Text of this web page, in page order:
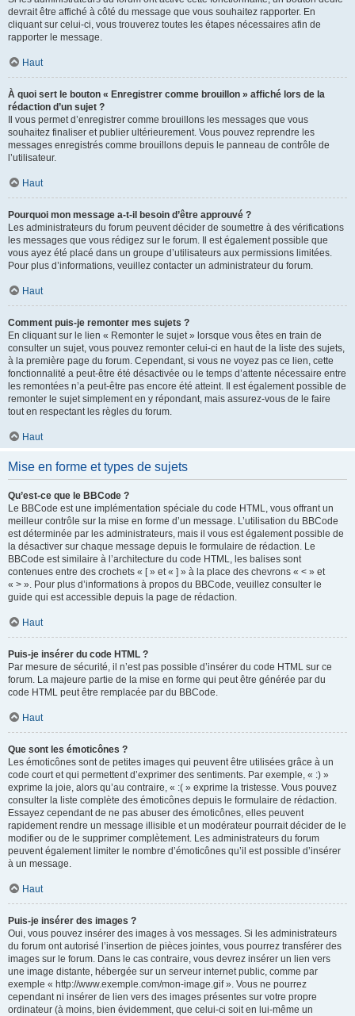
devrait être affiché à côté du message que vous souhaitez rapporter. En
cliquant sur celui-ci, vous trouverez toutes les étapes nécessaires afin de
rapporter le message.
Haut
À quoi sert le bouton « Enregistrer comme brouillon » affiché lors de la
rédaction d’un sujet ?
Il vous permet d’enregistrer comme brouillons les messages que vous
souhaitez finaliser et publier ultérieurement. Vous pouvez reprendre les
messages enregistrés comme brouillons depuis le panneau de contrôle de
l’utilisateur.
Haut
Pourquoi mon message a-t-il besoin d’être approuvé ?
Les administrateurs du forum peuvent décider de soumettre à des vérifications
les messages que vous rédigez sur le forum. Il est également possible que
vous ayez été placé dans un groupe d’utilisateurs aux permissions limitées.
Pour plus d’informations, veuillez contacter un administrateur du forum.
Haut
Comment puis-je remonter mes sujets ?
En cliquant sur le lien « Remonter le sujet » lorsque vous êtes en train de
consulter un sujet, vous pouvez remonter celui-ci en haut de la liste des sujets,
à la première page du forum. Cependant, si vous ne voyez pas ce lien, cette
fonctionnalité a peut-être été désactivée ou le temps d’attente nécessaire entre
les remontées n’a peut-être pas encore été atteint. Il est également possible de
remonter le sujet simplement en y répondant, mais assurez-vous de le faire
tout en respectant les règles du forum.
Haut
Mise en forme et types de sujets
Qu’est-ce que le BBCode ?
Le BBCode est une implémentation spéciale du code HTML, vous offrant un
meilleur contrôle sur la mise en forme d’un message. L’utilisation du BBCode
est déterminée par les administrateurs, mais il vous est également possible de
la désactiver sur chaque message depuis le formulaire de rédaction. Le
BBCode est similaire à l’architecture du code HTML, les balises sont
contenues entre des crochets « [ » et « ] » à la place des chevrons « < » et
« > ». Pour plus d’informations à propos du BBCode, veuillez consulter le
guide qui est accessible depuis la page de rédaction.
Haut
Puis-je insérer du code HTML ?
Par mesure de sécurité, il n’est pas possible d’insérer du code HTML sur ce
forum. La majeure partie de la mise en forme qui peut être générée par du
code HTML peut être remplacée par du BBCode.
Haut
Que sont les émoticônes ?
Les émoticônes sont de petites images qui peuvent être utilisées grâce à un
code court et qui permettent d’exprimer des sentiments. Par exemple, « :) »
exprime la joie, alors qu’au contraire, « :( » exprime la tristesse. Vous pouvez
consulter la liste complète des émoticônes depuis le formulaire de rédaction.
Essayez cependant de ne pas abuser des émoticônes, elles peuvent
rapidement rendre un message illisible et un modérateur pourrait décider de le
modifier ou de le supprimer complètement. Les administrateurs du forum
peuvent également limiter le nombre d’émoticônes qu’il est possible d’insérer
à un message.
Haut
Puis-je insérer des images ?
Oui, vous pouvez insérer des images à vos messages. Si les administrateurs
du forum ont autorisé l’insertion de pièces jointes, vous pourrez transférer des
images sur le forum. Dans le cas contraire, vous devrez insérer un lien vers
une image distante, hébergée sur un serveur internet public, comme par
exemple « http://www.exemple.com/mon-image.gif ». Vous ne pourrez
cependant ni insérer de lien vers des images présentes sur votre propre
ordinateur (à moins, bien évidemment, que celui-ci soit en lui-même un